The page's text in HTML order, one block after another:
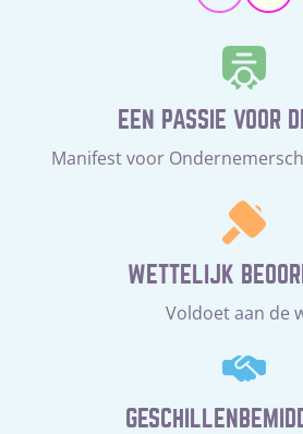
EEN PASSIE VOOR
Manifest voor
WETTELIJK
Voldoet aan de